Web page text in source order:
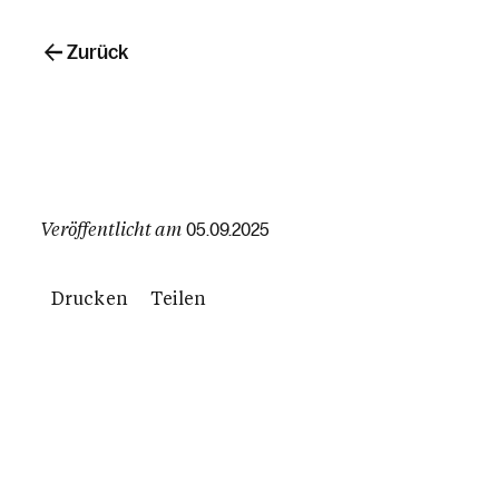
Veröffentlicht am 05.09.2025
Drucken Teilen
Zurück